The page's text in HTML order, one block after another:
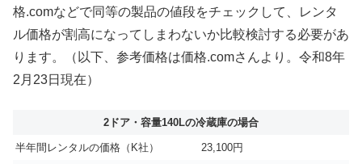
格.comなどで同等の製品の値段をチェックして、レンタ
ル価格が割高になってしまわないか比較検討する必要があ
ります。（以下、参考価格は価格.comさんより。令和8年
2月23日現在）
2ドア・容量140Lの冷蔵庫の場合
半年間レンタルの価格（K社）
23,100円